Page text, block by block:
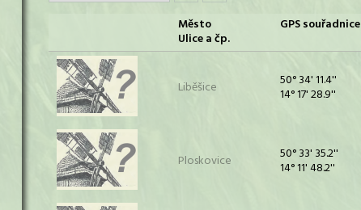
Město
Ulice a čp.
GPS souřadnice
Liběšice 50° 34' 11.4''
14° 17' 28.9''
Ploskovice 50° 33' 35.2''
14° 11' 48.2''